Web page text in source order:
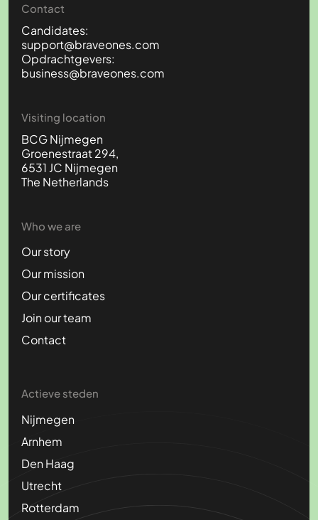
Contact
Candidates:
support@braveones.com
Opdrachtgevers:
business@braveones.com
Visiting location
BCG Nijmegen
Groenestraat 294,
6531 JC Nijmegen
The Netherlands
Who we are
Our story
Our mission
Our certificates
Join our team
Contact
Actieve steden
Nijmegen
Arnhem
Den Haag
Utrecht
Rotterdam